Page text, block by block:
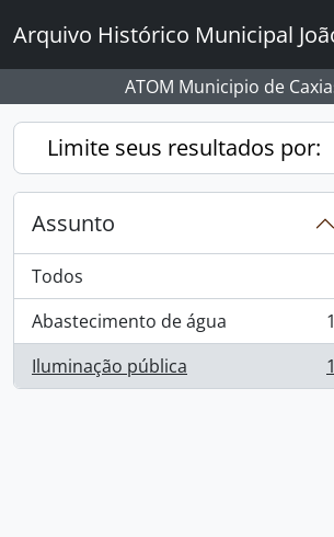
Arquivo Histórico Municipal
ATOM Municipio de
Limite seus resultados por:
Assunto
Todos
Abastecimento de água
, 1 resultados
1
Iluminação pública
, 1 resultados 1